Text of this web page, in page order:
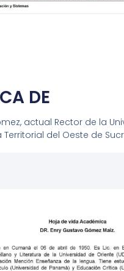
DE
actual Rector de la
Territorial del Oeste de